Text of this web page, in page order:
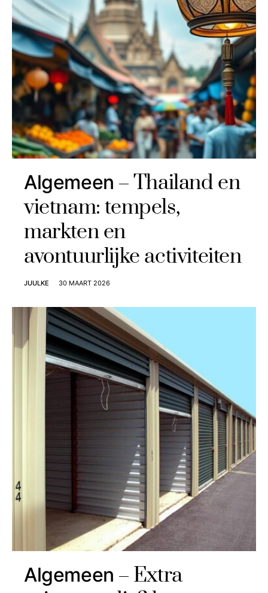
Algemeen
Thailand en
vietnam: tempels,
markten en
avontuurlijke activiteiten
JUULKE 30 MAART 2026
Algemeen
Extra